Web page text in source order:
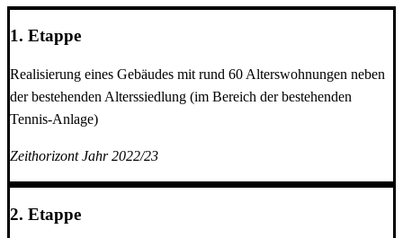
1. Etappe
Realisierung eines Gebäudes mit rund 60 Alterswohnungen neben
der bestehenden Alterssiedlung (im Bereich der bestehenden
Tennis-Anlage)
Zeithorizont Jahr 2022/23
2. Etappe